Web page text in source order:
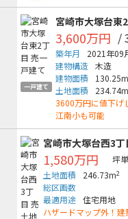
一戸建て
宮崎市大塚台東
3,600万円 /
築年月 2021年09
建物構造 木造
建物面積
130.25m
土地面積 234.74m
3600万円に値下げ
江南小も可能
宮崎市大塚台西3丁
1,580万円
坪
土地面積
246.73m2
総区画数
最適用途 住宅用地
ハザードマップ外！建